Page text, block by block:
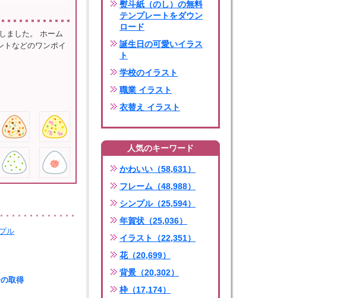
ました。 ホーム
トなどのワンポイ
ル
取得
熨斗紙（のし）の無料
テンプレートをダウン
ロード
誕生日の可愛いイラス
ト
学校のイラスト
職業 イラスト
衣替え イラスト
人気のキーワード
かわいい（58,631）
フレーム（48,988）
シンプル（25,594）
年賀状（25,036）
イラスト（22,351）
花（20,699）
背景（20,302）
枠（17,174）